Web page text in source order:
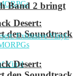
Desert:
den Soundtrack
Band 2 bringt
Desert: